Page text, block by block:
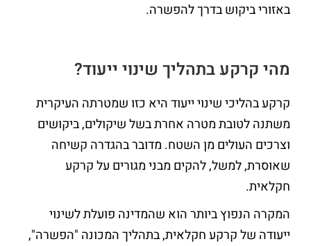
באזורי ביקוש בדרך להפשרה.
מהי קרקע בתהליך שינוי ייעוד?
קרקע בהליכי שינוי ייעוד היא כזו שמטרתה העיקרית
משתנה לטובת מטרה אחרת בשל שיקולים, ביקושים
וצרכים העולים מן השטח. מדובר בהגדרה קשיחה
שאוסרת, למשל, להקים מבני מגורים על קרקע
חקלאית.
המקרה הנפוץ ביותר הוא שהמדינה פועלת לשינוי
ייעודה של קרקע חקלאית, בתהליך המכונה "הפשרה",